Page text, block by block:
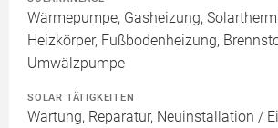
Wärmepumpe, Gasheizung,
Heizkörper, Fußbodenheizung,
Umwälzpumpe
SOLAR TÄTIGKEITEN
Wartung, Reparatur, Neuinstallation /